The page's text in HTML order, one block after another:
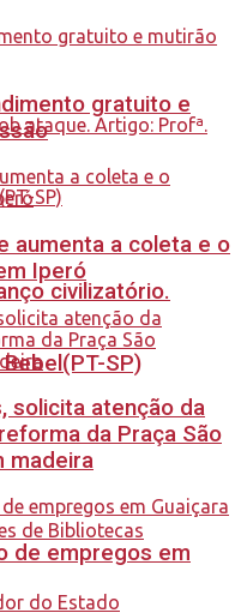
civilizatório.
SP)
gratuito e
aumenta a coleta e o
Iperó
solicita atenção da
da Praça São
madeira
de empregos em